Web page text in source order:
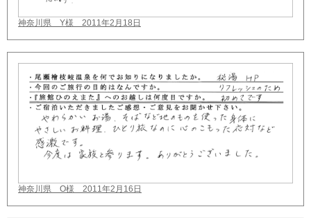
神奈川県 Y様 2011年2月18日
神奈川県 O様 2011年2月16日